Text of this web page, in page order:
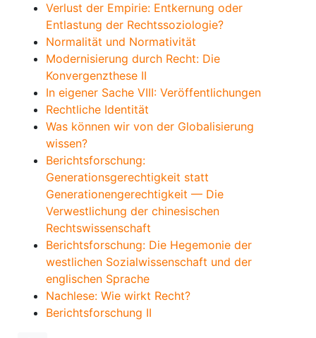
Verlust der Empirie: Entkernung oder
Entlastung der Rechtssoziologie?
Normalität und Normativität
Modernisierung durch Recht: Die
Konvergenzthese II
In eigener Sache VIII: Veröffentlichungen
Rechtliche Identität
Was können wir von der Globalisierung
wissen?
Berichtsforschung:
Generationsgerechtigkeit statt
Generationengerechtigkeit — Die
Verwestlichung der chinesischen
Rechtswissenschaft
Berichtsforschung: Die Hegemonie der
westlichen Sozialwissenschaft und der
englischen Sprache
Nachlese: Wie wirkt Recht?
Berichtsforschung II